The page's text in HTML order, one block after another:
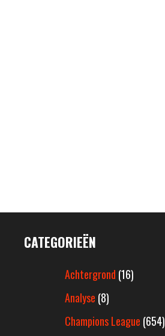
CATEGORIEËN
Achtergrond (16)
Analyse (8)
Champions League (654)